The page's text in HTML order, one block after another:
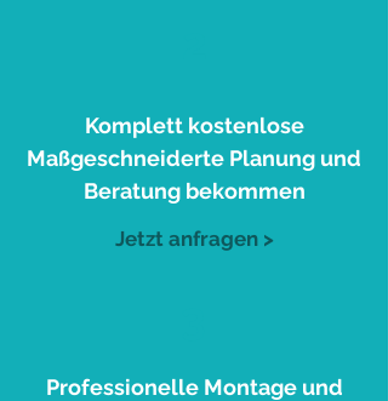
Komplett kostenlose
Maßgeschneiderte Planung und
Beratung bekommen
Jetzt anfragen >
Professionelle Montage und